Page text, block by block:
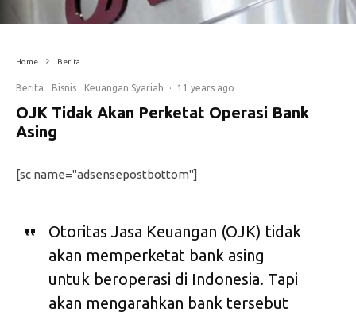
Home Berita
Berita Bisnis Keuangan Syariah · 11 years ago
OJK Tidak Akan Perketat Operasi Bank
Asing
[sc name="adsensepostbottom"]
Otoritas Jasa Keuangan (OJK) tidak
akan memperketat bank asing
untuk beroperasi di Indonesia. Tapi
akan mengarahkan bank tersebut